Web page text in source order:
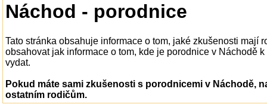
Náchod - porodnice
Tato stránka obsahuje informace o tom, jaké zkušenosti mají
obsahovat jak informace o tom, kde je porodnice v Náchodě
vydat.
Pokud máte sami zkušenosti s porodnicemi v Náchodě,
ostatním rodičům.